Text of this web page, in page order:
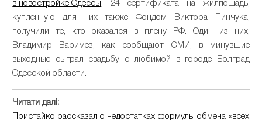
в новостройке Одессы. 24 сертификата на жилпощадь,
купленную для них также Фондом Виктора Пинчука,
получили те, кто оказался в плену РФ. Один из них,
Владимир Варимез, как сообщают СМИ, в минувшие
выходные сыграл свадьбу с любимой в городе Болград
Одесской области.
Читати далі:
Пристайко рассказал о недостатках формулы обмена «всех